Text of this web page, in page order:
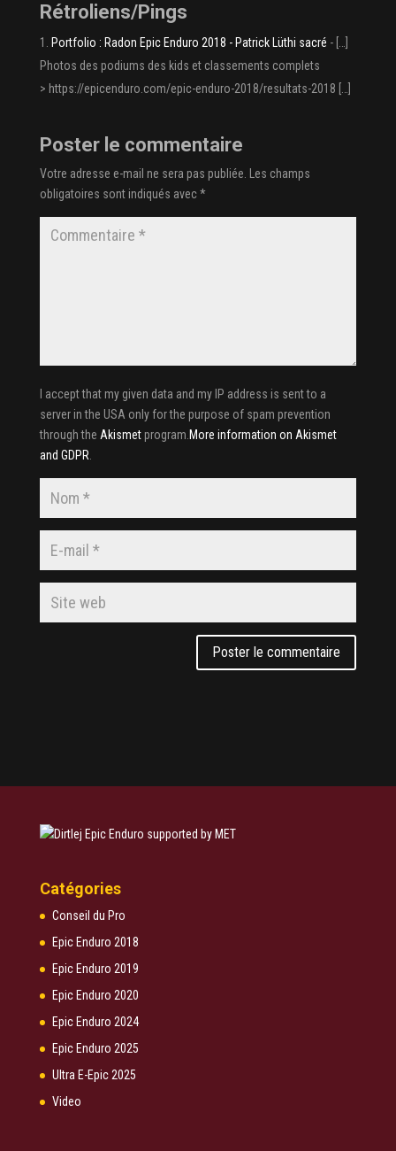
Rétroliens/Pings
Portfolio : Radon Epic Enduro 2018 - Patrick Lüthi sacré - […]
Photos des podiums des kids et classements complets
> https://epicenduro.com/epic-enduro-2018/resultats-2018 […]
Poster le commentaire
Votre adresse e-mail ne sera pas publiée.
Les champs
obligatoires sont indiqués avec*
I accept that my given data and my IP address is sent to a
server in the USA only for the purpose of spam prevention
through the Akismetprogram. More information on Akismet
and GDPR
Catégories
Conseil du Pro
Epic Enduro 2018
Epic Enduro 2019
Epic Enduro 2020
Epic Enduro 2024
Epic Enduro 2025
Ultra E-Epic 2025
Video